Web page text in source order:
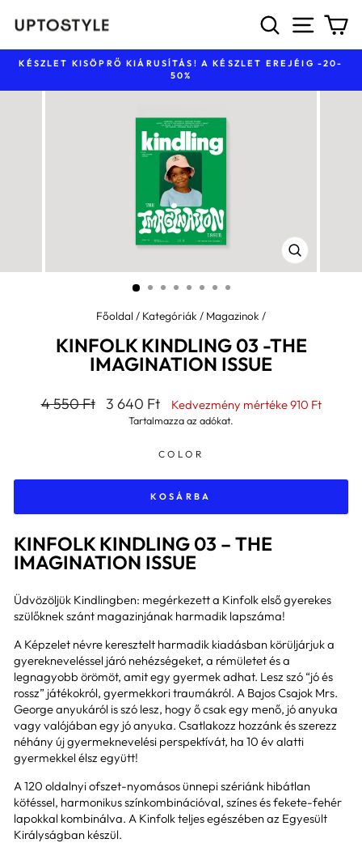
KERESÉS
Diavetítés
KÉSZLET KISÖPRŐ KIÁRUSÍTÁS! A KÉSZLET EREJÉIG -20-
50%
BEZÁR
(ESC)
Főoldal / Kategóriák / Magazinok /
KINFOLK KINDLING 03 -THE
IMAGINATION ISSUE
Általános
4 550 Ft
Kedvezményes
3 640 Ft Kedvezmény mértéke910 Ft
Tartalmazza az adókat.
COLOR
KOSÁRBA
KINFOLK KINDLING 03 – THE
IMAGINATION ISSUE
Üdvözöljük Kindlingben: megérkezett a Kinfolk első gyerekes
szülőknek szánt magazinjának harmadik lapszáma!
A Képzelet névre keresztelt harmadik kiadásban körüljárjuk a
gyerekneveléssel járó nehézségeket, a rémületet és a
legnagyobb örömöt, amit egy gyermek adhat. Lesz szó “jó és
rossz” játékokról, gyermekkori traumákról. A Bajos Csajok Mrs.
George anyukáról is szó lesz, hogy ő csak egy menő, jó anyuka
vagy valójában egy jó anyuka. Csatlakozz hozzánk és szerezz
néhány új gyermeknevelési perspektívát, ha 10 év alatti
gyermekkel élsz együtt!
A 120 oldalnyi ofszet-nyomásos ünnepi szériánk hibátlan
kötéssel, harmonikus színkombinációval, színes és fekete-fehér
lapokkal kombinálva. A Kinfolk teljes egészében az Egyesült
Királyságban készül.